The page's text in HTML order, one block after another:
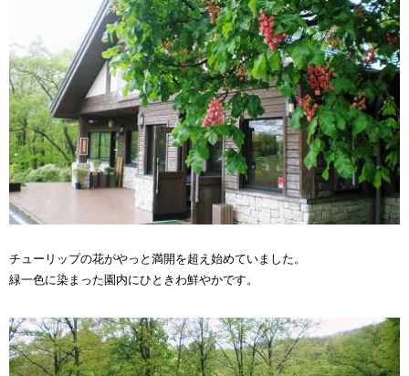
チューリップの花がやっと満開を超え始めていました。
緑一色に染まった園内にひときわ鮮やかです。